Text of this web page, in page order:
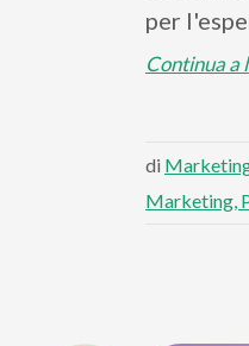
per
Continua a
di
Marketing